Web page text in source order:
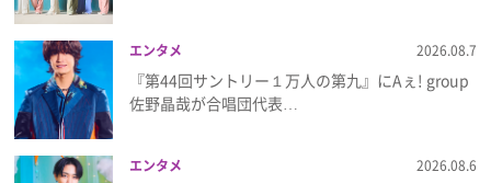
エンタメ 2026.08.7
『第44回サントリー１万人の第九』にAぇ! group
佐野晶哉が合唱団代表…
エンタメ 2026.08.6